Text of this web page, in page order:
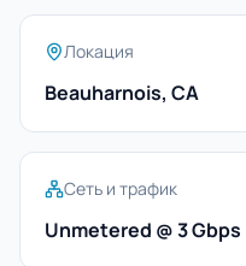
Локация
Beauharnois, CA
Сеть и трафик
Unmetered @ 3 Gbps